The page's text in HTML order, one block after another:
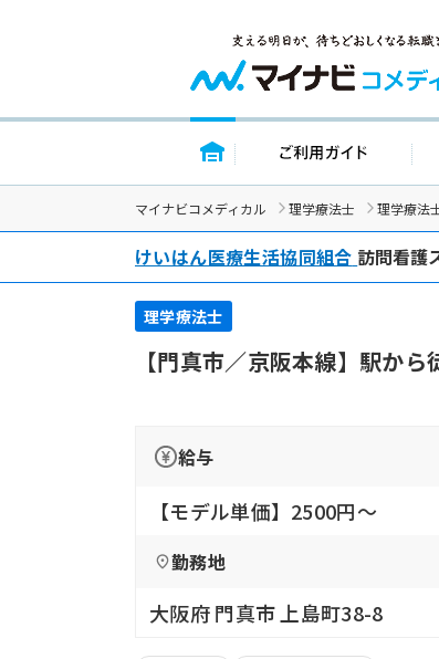
トップページ ご利
マイナビコメディカル 理学療法士 理学療法
けいはん医療生活協同組合 訪問看護
理学療法士
【門真市／京阪本線】駅か
給与
【モデル単価】2500円〜
勤務地
大阪府 門真市 上島町38-8